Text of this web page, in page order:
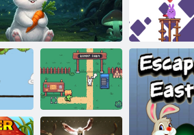
Modrý králík Mrkve horolezec
Skočit a utíkat